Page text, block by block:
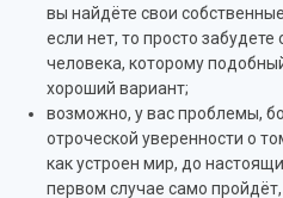
вы найдёте свои
если нет, то просто
человека, которому
хороший вариант;
возможно, у вас проблемы,
отроческой уверенности о
как устроен мир, до
первом случае само